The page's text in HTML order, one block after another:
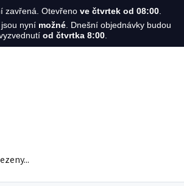
zavřená. Otevřeno ve čtvrtek od 08:00.
nyní možné . Dnešní objednávky budou
od čtvrtka 8:00.
Hledat
KOŠÍK